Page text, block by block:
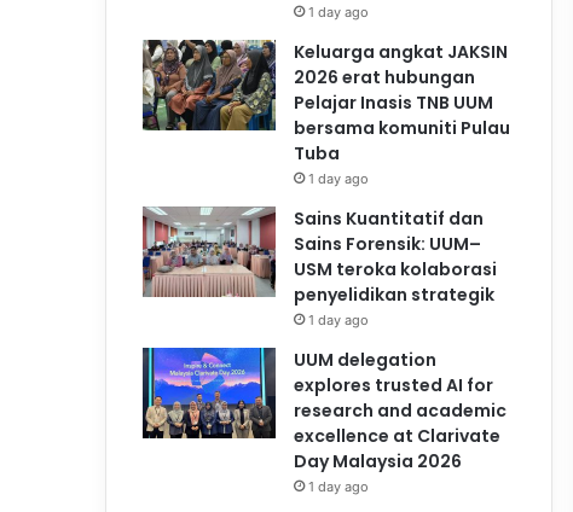
1 day ago
Keluarga angkat JAKSIN
2026 erat hubungan
Pelajar Inasis TNB UUM
bersama komuniti Pulau
Tuba
1 day ago
Sains Kuantitatif dan
Sains Forensik: UUM–
USM teroka kolaborasi
penyelidikan strategik
1 day ago
UUM delegation
explores trusted AI for
research and academic
excellence at Clarivate
Day Malaysia 2026
1 day ago